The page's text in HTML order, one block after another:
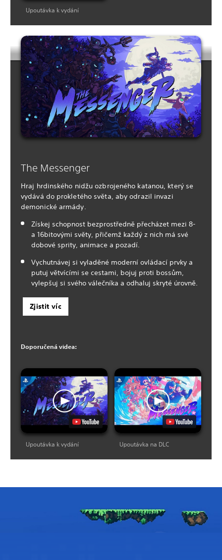
Upoutávka k vydání
The Messenger
Hraj hrdinského nidžu ozbrojeného katanou, který se
vydává do prokletého světa, aby odrazil invazi
demonické armády.
Získej schopnost bezprostředně přecházet mezi 8-
a 16bitovými světy, přičemž každý z nich má své
dobové sprity, animace a pozadí.
Vychutnávej si vyladěné moderní ovládací prvky a
putuj větvícími se cestami, bojuj proti bossům,
vylepšuj si svého válečníka a odhaluj skryté úrovně.
Zjistit víc
Doporučená videa:
Upoutávka k vydání Upoutávka na DLC